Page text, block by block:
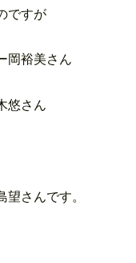
ですが
岡裕美さん
悠さん
望さんです。